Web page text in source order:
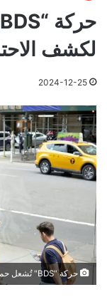
لكشف
2024-12-25
حركة "BDS" تُشعل حملة عالمية لكشف الاحتلال ودعم غزة